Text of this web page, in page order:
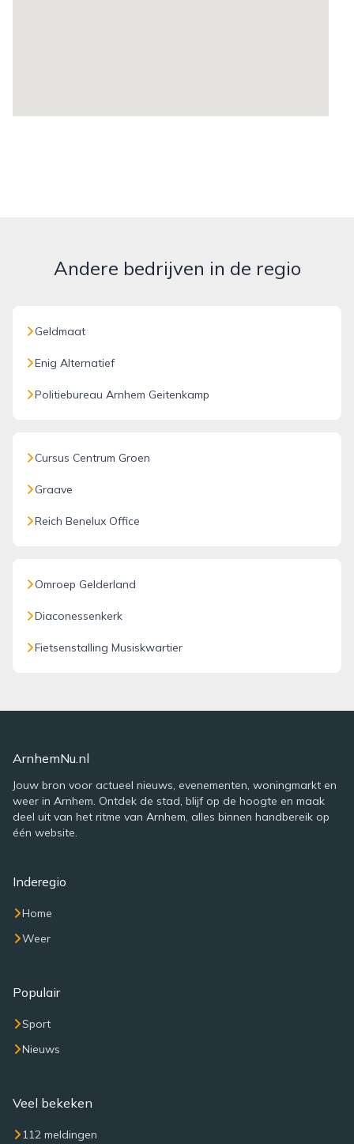
Andere bedrijven in de regio
Geldmaat
Enig Alternatief
Politiebureau Arnhem Geitenkamp
Cursus Centrum Groen
Graave
Reich Benelux Office
Omroep Gelderland
Diaconessenkerk
Fietsenstalling Musiskwartier
ArnhemNu.nl
Jouw bron voor actueel nieuws, evenementen, woningmarkt en
weer in Arnhem. Ontdek de stad, blijf op de hoogte en maak
deel uit van het ritme van Arnhem, alles binnen handbereik op
één website.
Inderegio
Home
Weer
Populair
Sport
Nieuws
Veel bekeken
112 meldingen